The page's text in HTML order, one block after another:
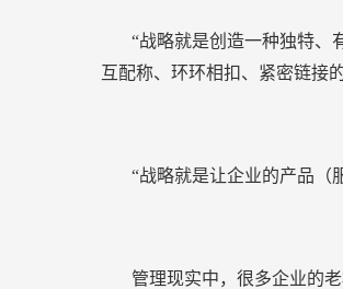
“战略就是创造一种独特、
互配称、环环相扣、紧密链接
“战略就是让企业的产品（
管理现实中，很多企业的